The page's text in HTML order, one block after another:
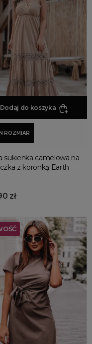
Dodaj do koszyka
ROZMIAR
sukienka camelowa na
z koronką Earth
zł